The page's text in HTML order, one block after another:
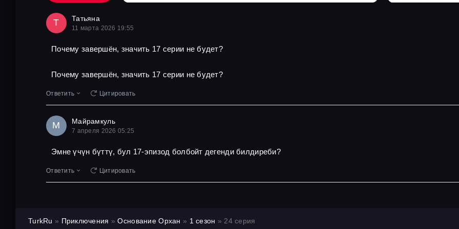
Т Татьяна
11 марта 2026 19:55
Почему завершён, значить 17 серии не будет?
Почему завершён, значить 17 серии не будет?
Ответить Цитировать
М Майрамкуль
7 апреля 2026 05:25
Эмне үчүн бүттү, бул 17-эпизод болбойт дегенди билдиреби?
Ответить Цитировать
TurkRu » Приключения »Основание Орхан » 1 сезон » 24 серия